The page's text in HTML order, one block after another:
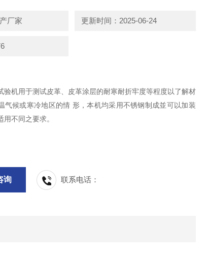
厂家 更新时间：2025-06-24
验机用于测试皮革、皮革涂层的耐寒耐折牢度等程度以了解材
气候或寒冷地区的情 形，本机均采用不锈钢制成並可以加装
不同之要求。
询 联系电话：